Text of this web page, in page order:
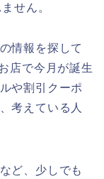
せん。
情報を探して
店で今月が誕生
や割引クーポ
考えている人
ど、少しでも